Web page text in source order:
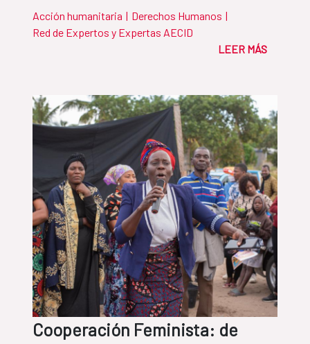
Acción humanitaria | Derechos Humanos |
Red de Expertos y Expertas AECID
LEER MÁS
Cooperación Feminista: de